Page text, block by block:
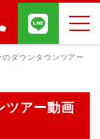
のダウンタウンツアー
ツアー動画